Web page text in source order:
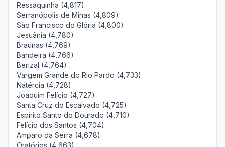
Ressaquinha (4,817)
Serranópolis de Minas (4,809)
São Francisco do Glória (4,800)
Jesuânia (4,780)
Braúnas (4,769)
Bandeira (4,766)
Berizal (4,764)
Vargem Grande do Rio Pardo (4,733)
Natércia (4,728)
Joaquim Felício (4,727)
Santa Cruz do Escalvado (4,725)
Espírito Santo do Dourado (4,710)
Felício dos Santos (4,704)
Amparo da Serra (4,678)
Oratórios (4,663)